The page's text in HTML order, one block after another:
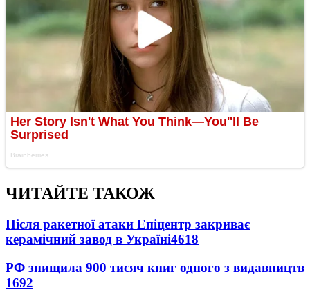
ЧИТАЙТЕ ТАКОЖ
Після ракетної атаки Епіцентр закриває
керамічний завод в Україні4618
РФ знищила 900 тисяч книг одного з видавництв
1692